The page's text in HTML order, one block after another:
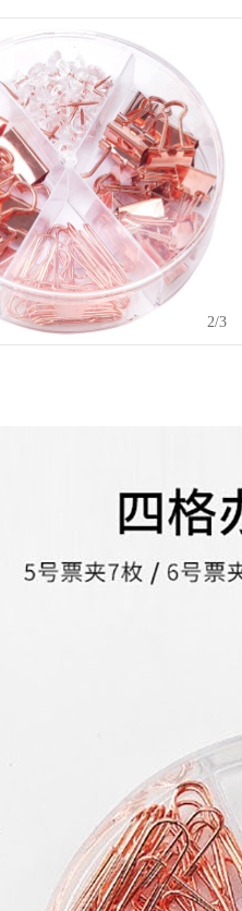
2/3